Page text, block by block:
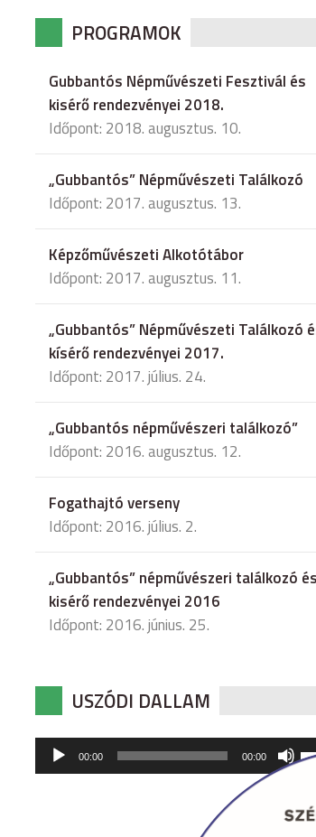
PROGRAMOK
Gubbantós Népművészeti Fesztivál és
kisérő rendezvényei 2018.
Időpont: 2018. augusztus. 10.
„Gubbantós” Népművészeti Találkozó
Időpont: 2017. augusztus. 13.
Képzőművészeti Alkotótábor
Időpont: 2017. augusztus. 11.
„Gubbantós” Népművészeti Találkozó
kísérő rendezvényei 2017.
Időpont: 2017. július. 24.
„Gubbantós népművészeri találkozó”
Időpont: 2016. augusztus. 12.
Fogathajtó verseny
Időpont: 2016. július. 2.
„Gubbantós” népművészeri találkozó és
kisérő rendezvényei 2016
Időpont: 2016. június. 25.
USZÓDI DALLAM
Audió
lejátszó
00:00 00:00